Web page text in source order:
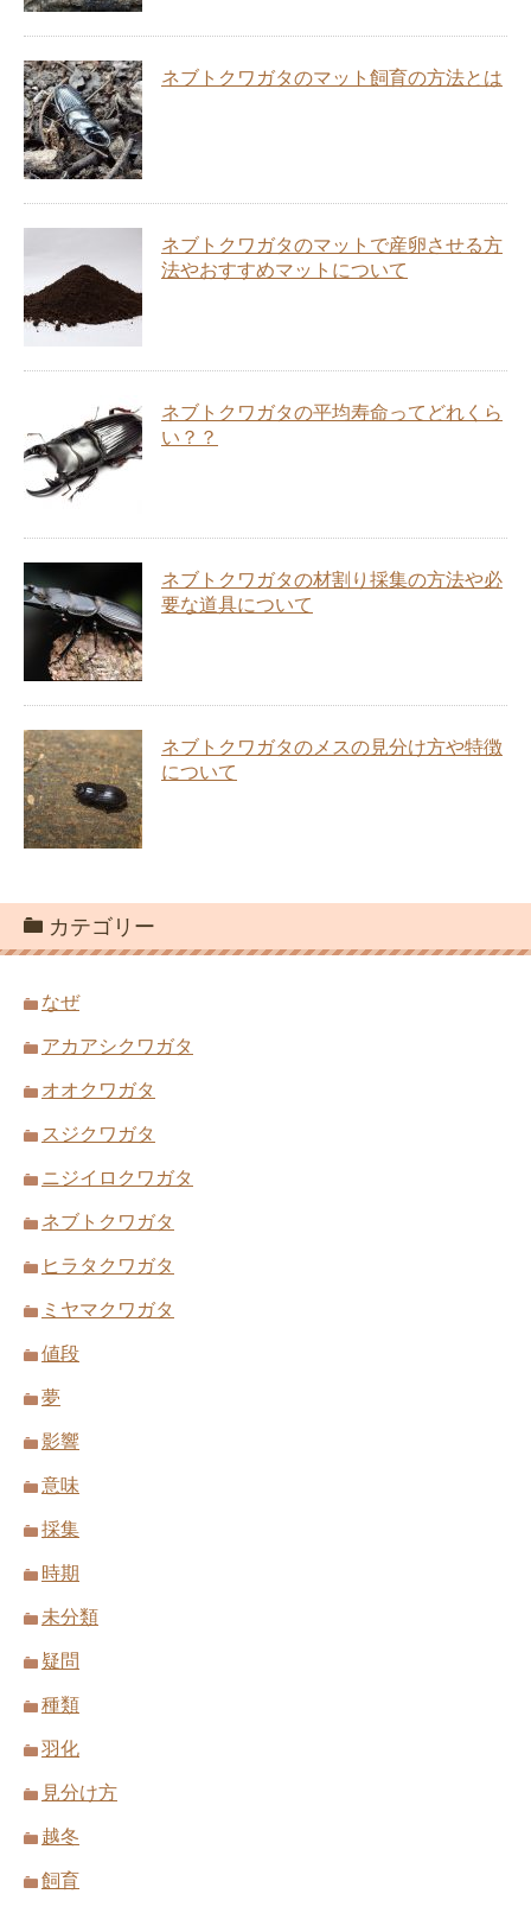
ネブトクワガタのマット飼育の方法とは
ネブトクワガタのマットで産卵させる方
法やおすすめマットについて
ネブトクワガタの平均寿命ってどれくら
い？？
ネブトクワガタの材割り採集の方法や必
要な道具について
ネブトクワガタのメスの見分け方や特徴
について
カテゴリー
なぜ
アカアシクワガタ
オオクワガタ
スジクワガタ
ニジイロクワガタ
ネブトクワガタ
ヒラタクワガタ
ミヤマクワガタ
値段
夢
影響
意味
採集
時期
未分類
疑問
種類
羽化
見分け方
越冬
飼育